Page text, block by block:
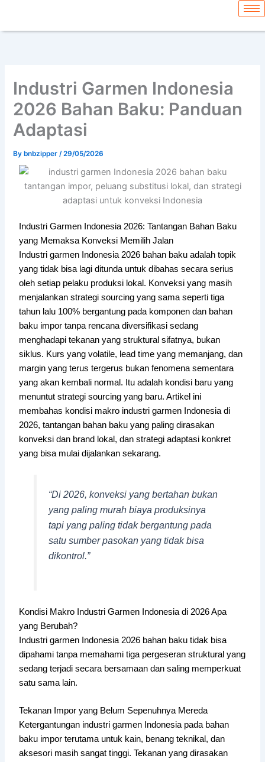
content
Industri Garmen Indonesia
2026 Bahan Baku: Panduan
Adaptasi
By bnbzipper/29/05/2026
Industri Garmen Indonesia 2026: Tantangan Bahan Baku
yang Memaksa Konveksi Memilih Jalan
Industri garmen Indonesia 2026 bahan baku adalah topik
yang tidak bisa lagi ditunda untuk dibahas secara serius
oleh setiap pelaku produksi lokal. Konveksi yang masih
menjalankan strategi sourcing yang sama seperti tiga
tahun lalu 100% bergantung pada komponen dan bahan
baku impor tanpa rencana diversifikasi sedang
menghadapi tekanan yang struktural sifatnya, bukan
siklus. Kurs yang volatile, lead time yang memanjang, dan
margin yang terus tergerus bukan fenomena sementara
yang akan kembali normal. Itu adalah kondisi baru yang
menuntut strategi sourcing yang baru. Artikel ini
membahas kondisi makro industri garmen Indonesia di
2026, tantangan bahan baku yang paling dirasakan
konveksi dan brand lokal, dan strategi adaptasi konkret
yang bisa mulai dijalankan sekarang.
“Di 2026, konveksi yang bertahan bukan
yang paling murah biaya produksinya
tapi yang paling tidak bergantung pada
satu sumber pasokan yang tidak bisa
dikontrol.”
Kondisi Makro Industri Garmen Indonesia di 2026 Apa
yang Berubah?
Industri garmen Indonesia 2026 bahan baku tidak bisa
dipahami tanpa memahami tiga pergeseran struktural yang
sedang terjadi secara bersamaan dan saling memperkuat
satu sama lain.
Tekanan Impor yang Belum Sepenuhnya Mereda
Ketergantungan industri garmen Indonesia pada bahan
baku impor terutama untuk kain, benang teknikal, dan
aksesori masih sangat tinggi. Tekanan yang dirasakan